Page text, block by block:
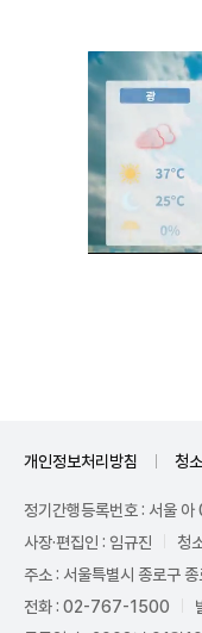
개인정보처리방침 청
정기간행등록번호 : 서울
사장·편집인 : 임규진
청
주소 : 서울특별시 종로구
전화 : 02-767-1500